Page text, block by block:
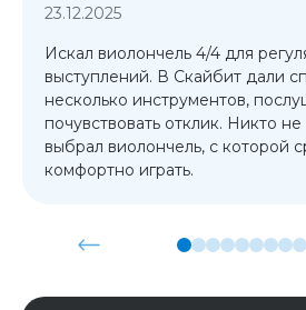
23.12.2025
Искал виолончель 4/4 для
выступлений. В Скайбит дали
несколько инструментов,
почувствовать отклик. Никто
выбрал виолончель, с которой
комфортно играть.